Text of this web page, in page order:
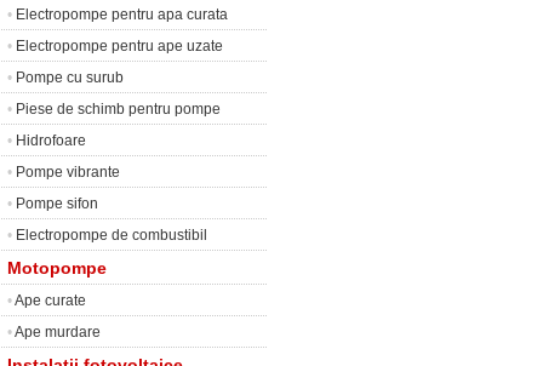
• Electropompe pentru apa curata
• Electropompe pentru ape uzate
• Pompe cu surub
• Piese de schimb pentru pompe
• Hidrofoare
• Pompe vibrante
• Pompe sifon
• Electropompe de combustibil
Motopompe
•Ape curate
•Ape murdare